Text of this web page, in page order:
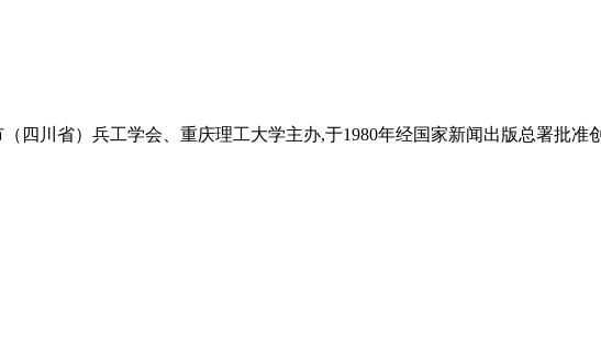
四川省）兵工学会、重庆理工大学主办,于1980年经国家新闻出版总署批准